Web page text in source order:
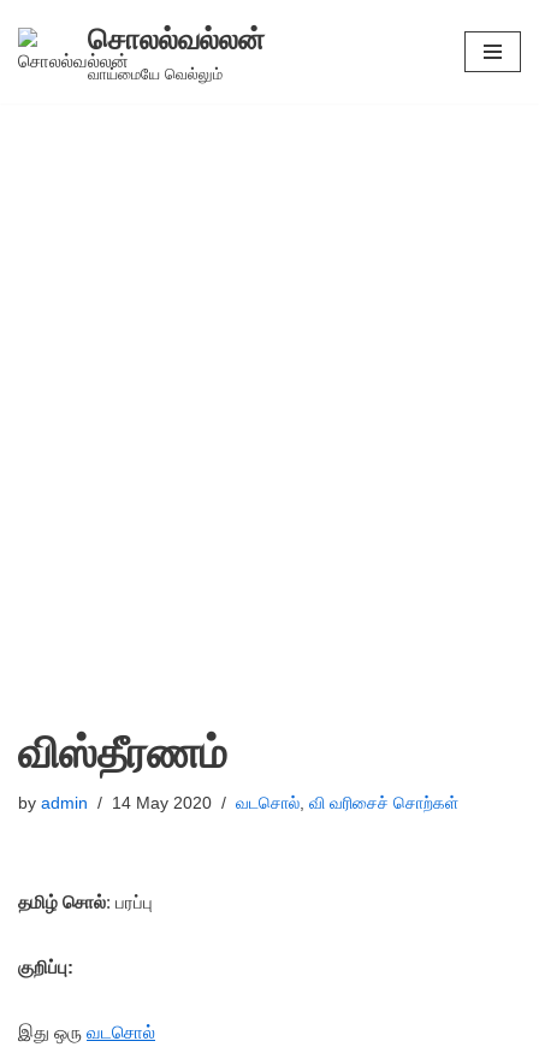
Skip
சொலல்வல்லன்
வாய்மையே வெல்லும்
விஸ்தீரணம்
by admin 14 May 2020 வடசொல், வி வரிசைச் சொற்கள்
தமிழ் சொல்: பரப்பு
குறிப்பு:
இது ஒரு வடசொல்